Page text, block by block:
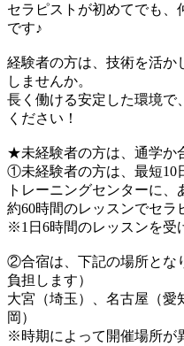
セラピストが初めてでも、
です♪
経験者の方は、技術を活か
しませんか。
長く働ける安定した環境で
ください！
★未経験者の方は、通学か
①未経験者の方は、最短10
トレーニングセンターに、
約60時間のレッスンでセラ
※1日6時間のレッスンを受
②合宿は、下記の場所とな
負担します）
大宮（埼玉）、名古屋（愛
岡）
※時期によって開催場所が